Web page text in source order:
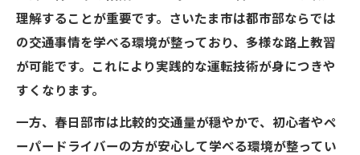
理解することが重要です。さいたま市は都市部ならでは
の交通事情を学べる環境が整っており、多様な路上教習
が可能です。これにより実践的な運転技術が身につきや
すくなります。
一方、春日部市は比較的交通量が穏やかで、初心者やペ
ーパードライバーの方が安心して学べる環境が整ってい